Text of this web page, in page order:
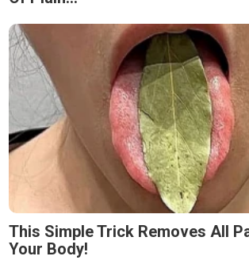
This Simple Trick Removes All
Your Body!